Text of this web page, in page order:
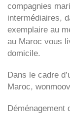
compagnies
intermédiaires,
exemplaire au
au Maroc vous
domicile.
Dans le cadre
Maroc,
Déménagement